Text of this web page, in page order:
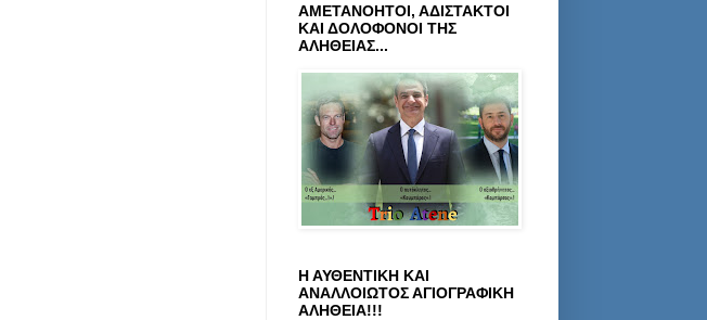
ΑΜΕΤΑΝΟΗΤΟΙ, ΑΔΙΣΤΑΚΤΟΙ
ΚΑΙ ΔΟΛΟΦΟΝΟΙ ΤΗΣ
ΑΛΗΘΕΙΑΣ...
Η ΑΥΘΕΝΤΙΚΗ ΚΑΙ
ΑΝΑΛΛΟΙΩΤΟΣ ΑΓΙΟΓΡΑΦΙΚΗ
ΑΛΗΘΕΙΑ!!!